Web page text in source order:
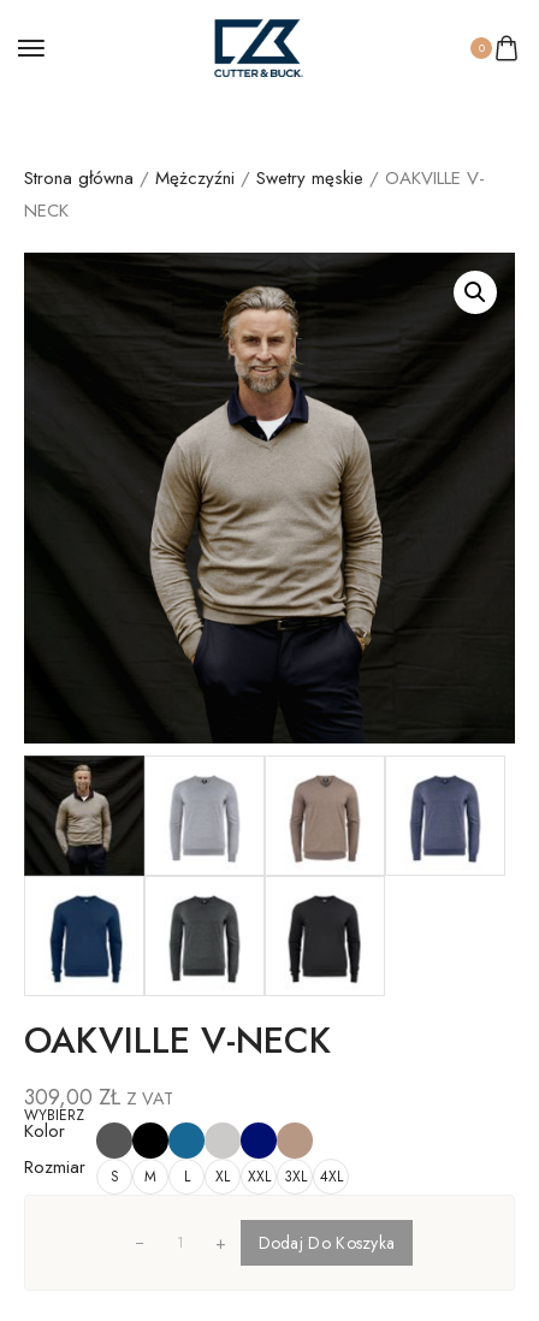
0
Strona główna / Mężczyźni / Swetry męskie / OAKVILLE V-
NECK
OAKVILLE V-NECK
309,00 ZŁ Z VAT
WYBIERZ
Kolor
Rozmiar
S M L XL XXL 3XL 4XL
+ Dodaj Do Koszyka